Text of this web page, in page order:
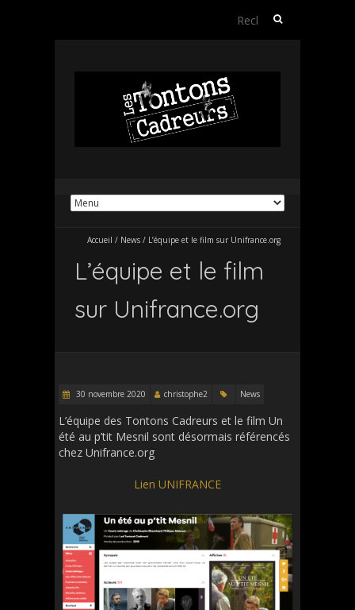
Rechercher :
Accueil / News / L’équipe et le film sur Unifrance.org
L’équipe et le film
sur Unifrance.org
30 novembre 2020 christophe2 News
L’équipe des Tontons Cadreurs et le film Un
été au p’tit Mesnil sont désormais référencés
chez Unifrance.org
Lien UNIFRANCE